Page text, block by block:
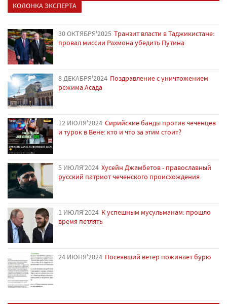
КОЛОНКА ЭКСПЕРТА
30 ОКТЯБРЯ'2025 Транзит власти в Таджикистане:
провал миссии Рахмона убедить Путина
8 ДЕКАБРЯ'2024 Поздравление с уничтожением
режима Асада
12 ИЮЛЯ'2024 Сирийские банды против чеченцев
и турок в Вене: кто и что за этим стоит?
5 ИЮЛЯ'2024 Хусейн Джамбетов - православный
русский патриот чеченского происхождения
1 ИЮЛЯ'2024 К успешным мусульманам: прошло
время петлять
24 ИЮНЯ'2024 Посеявший ветер пожинает бурю